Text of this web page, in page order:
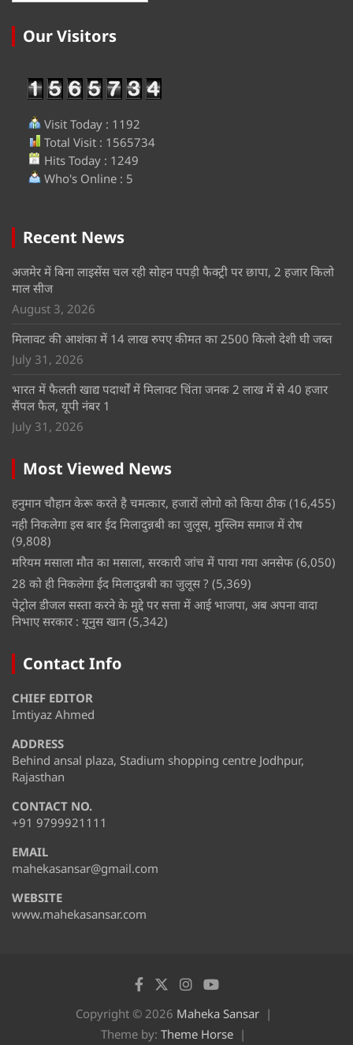
Our Visitors
Visit Today : 1192
Total Visit : 1565734
Hits Today : 1249
Who's Online : 5
Recent News
अजमेर में बिना लाइसेंस चल रही सोहन पपड़ी फैक्ट्री पर छापा, 2 हजार किलो
माल सीज
August 3, 2026
मिलावट की आशंका में 14 लाख रुपए कीमत का 2500 किलो देशी घी जब्त
July 31, 2026
भारत में फैलती खाद्य पदार्थों में मिलावट चिंता जनक 2 लाख में से 40 हजार
सैंपल फैल, यूपी नंबर 1
July 31, 2026
Most Viewed News
हनुमान चौहान केरू करते है चमत्कार, हजारों लोगो को किया ठीक (16,455)
नही निकलेगा इस बार ईद मिलादुन्नबी का जुलूस, मुस्लिम समाज में रोष
(9,808)
मरियम मसाला मौत का मसाला, सरकारी जांच में पाया गया अनसेफ (6,050)
28 को ही निकलेगा ईद मिलादुन्नबी का जुलूस ? (5,369)
पेट्रोल डीजल सस्ता करने के मुद्दे पर सत्ता में आई भाजपा, अब अपना वादा
निभाए सरकार : यूनुस खान (5,342)
Contact Info
CHIEF EDITOR
Imtiyaz Ahmed
ADDRESS
Behind ansal plaza, Stadium shopping centre Jodhpur,
Rajasthan
CONTACT NO.
+91 9799921111
EMAIL
mahekasansar@gmail.com
WEBSITE
www.mahekasansar.com
Copyright © 2026 Maheka Sansar
Theme by: Theme Horse